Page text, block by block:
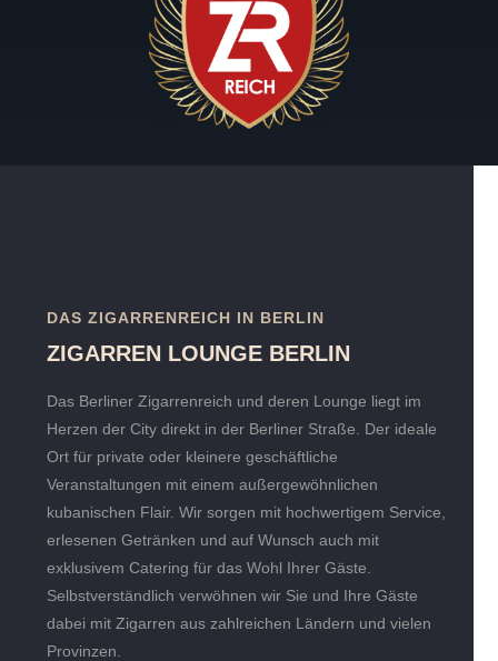
DAS ZIGARRENREICH IN BERLIN
ZIGARREN LOUNGE BERLIN
Das Berliner Zigarrenreich und deren Lounge liegt im
Herzen der City direkt in der Berliner Straße. Der ideale
Ort für private oder kleinere geschäftliche
Veranstaltungen mit einem außergewöhnlichen
kubanischen Flair. Wir sorgen mit hochwertigem Service,
erlesenen Getränken und auf Wunsch auch mit
exklusivem Catering für das Wohl Ihrer Gäste.
Selbstverständlich verwöhnen wir Sie und Ihre Gäste
dabei mit Zigarren aus zahlreichen Ländern und vielen
Provinzen.